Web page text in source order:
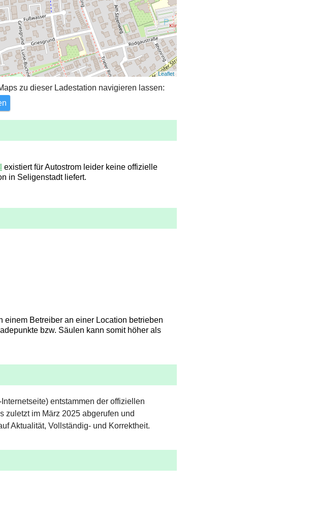
Leaflet
zu dieser Ladestation navigieren lassen:
existiert für Autostrom leider keine offizielle
in Seligenstadt liefert.
einem Betreiber an einer Location betrieben
bzw. Säulen kann somit höher als
entstammen der offiziellen
zuletzt im März 2025 abgerufen und
Aktualität, Vollständig- und Korrektheit.